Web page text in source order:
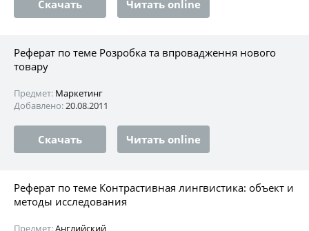
Скачать Читать online
Реферат по теме Розробка та впровадження нового
товару
Предмет: Маркетинг
Добавлено:20.08.2011
Скачать Читать online
Реферат по теме Контрастивная лингвистика: объект и
методы исследования
Предмет:Английский